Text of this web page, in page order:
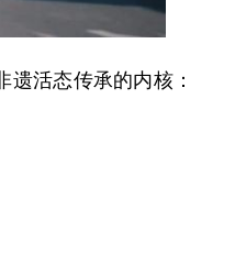
活态传承的内核：